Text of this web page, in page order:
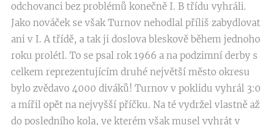
odchovanci bez problémů konečně I. B třídu vyhráli.
Jako nováček se však Turnov nehodlal příliš zabydlovat
ani v I. A třídě, a tak ji doslova bleskově během jednoho
roku prolétl. To se psal rok 1966 a na podzimní derby s
celkem reprezentujícím druhé největší město okresu
bylo zvědavo 4000 diváků! Turnov v poklidu vyhrál 3:0
a mířil opět na nejvyšší příčku. Na té vydržel vlastně až
do posledního kola, ve kterém však musel vyhrát v